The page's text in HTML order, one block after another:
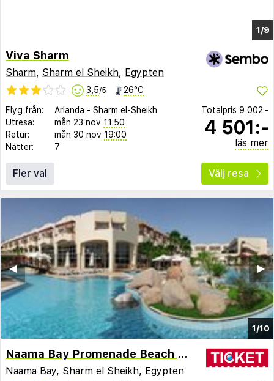
1/4
Viva Sharm
Sharm, Sharm el Sheikh, Egypten
3,5/5 26°C
Flyg från: Arlanda - Sharm el-Sheikh
Utresa:
mån 23 nov 11:50
Retur:
mån 30 nov 19:00
Nätter:
7
Totalpris 9 002:-
4 501:-
läs mer
Fler val Välj resa
1/10
▶︎
◀︎
Naama Bay Promenade Beach Resort
Naama Bay, Sharm el Sheikh, Egypten